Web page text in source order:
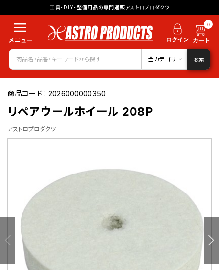
工具・DIY・整備用品の専門通販アストロプロダクツ
0
全カテゴリ 検索
商品コード：2026000000350
リペアウールホイール 208P
アストロプロダクツ